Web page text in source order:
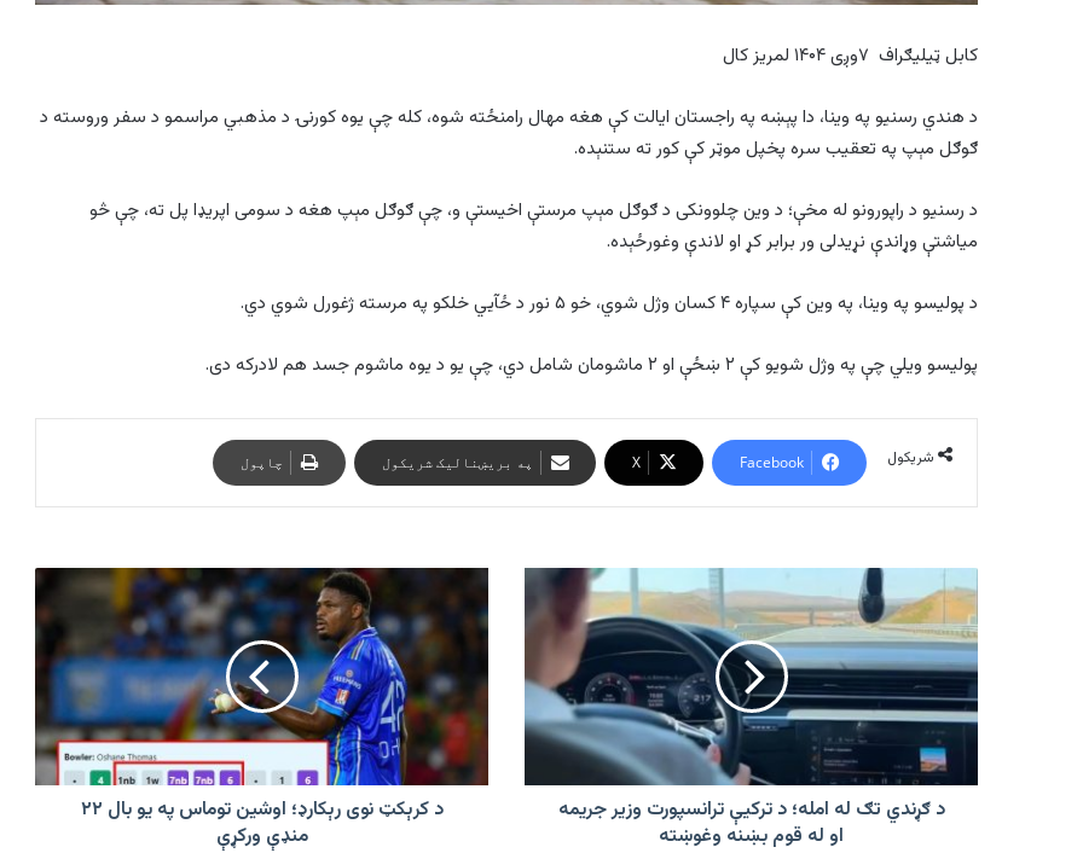
کابل ټیلیګراف ۷وږی ۱۴۰۴ لمریز کال
د هندي رسنیو په وینا، دا پېښه په راجستان ایالت کې هغه مهال رامنځته شوه، کله چې یوه کورنۍ د مذهبي مراسمو د سفر وروسته د
ګوګل مېپ په تعقیب سره پخپل موټر کې کور ته ستنېده.
د رسنیو د راپورونو له مخې؛ د وین چلوونکی د ګوګل مېپ مرستې اخیستې و، چې ګوګل مېپ هغه د سومی اپریډا پل ته، چې څو
میاشتې وړاندې نړیدلی ور برابر کړ او لاندې وغورځېده.
د پولیسو په وینا، په وین کې سپاره ۴ کسان وژل شوي، خو ۵ نور د ځآیي خلکو په مرسته ژغورل شوي دي.
پولیسو ویلي چې په وژل شویو کې ۲ ښځې او ۲ ماشومان شامل دي، چې یو د یوه ماشوم جسد هم لادرکه دی.
شریکول Facebook
X په بریښنالیک شریکول چاپول
ګړندي
تګ
له
امله؛
د
ترکیې
ترانسپورت
وزیر
جریمهد ګړندي تګ له امله؛ د ترکیې ترانسپورت وزیر جریمه
او له قوم بښنه وغوښته
کرېکټ
نوی
رېکارډ؛
اوشین
توماس
په
بال
د کرېکټ نوی رېکارډ؛ اوشین توماس په یو بال ۲۲
منډې ورکړې